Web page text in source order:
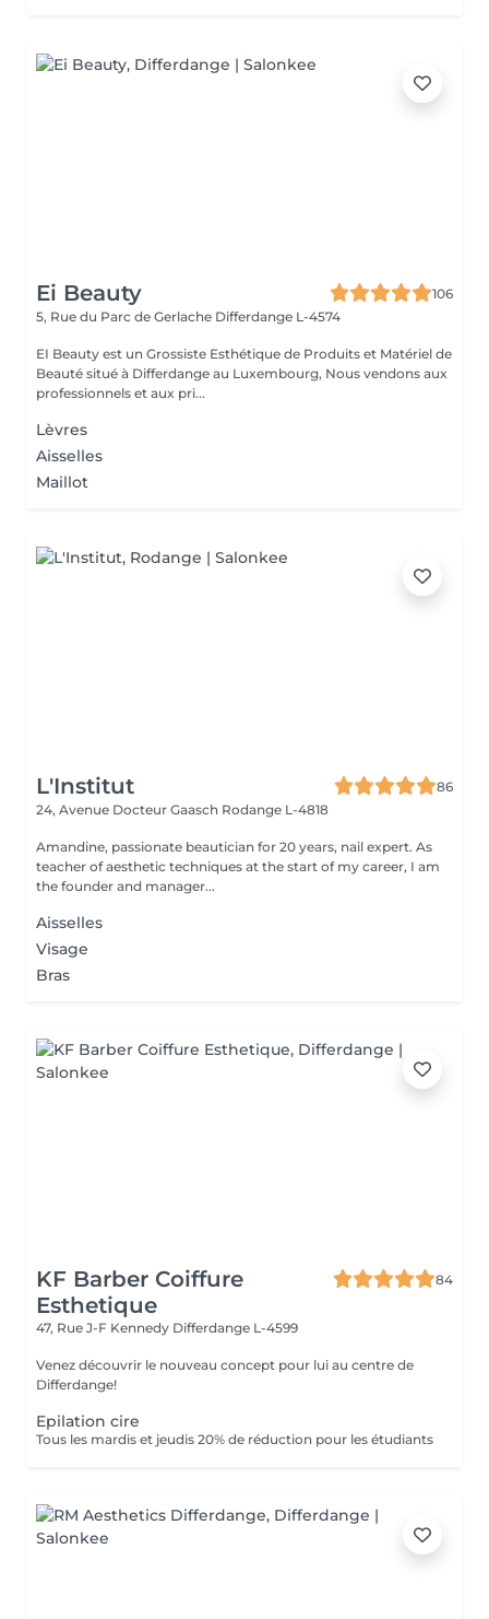
Ei Beauty
106
5, Rue du Parc de Gerlache Differdange L-4574
EI Beauty est un Grossiste Esthétique de Produits et Matériel de
Beauté situé à Differdange au Luxembourg, Nous vendons aux
professionnels et aux pri...
Lèvres
Aisselles
Maillot
L'Institut
86
24, Avenue Docteur Gaasch Rodange L-4818
Amandine, passionate beautician for 20 years, nail expert. As
teacher of aesthetic techniques at the start of my career, I am
the founder and manager...
Aisselles
Visage
Bras
KF Barber Coiffure
Esthetique
84
47, Rue J-F Kennedy Differdange L-4599
Venez découvrir le nouveau concept pour lui au centre de
Differdange!
Epilation cire
Tous les mardis et jeudis 20% de réduction pour les étudiants